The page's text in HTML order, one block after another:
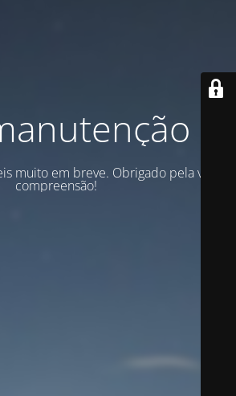
muito em breve. Obrigado pela vossa
compreensão!